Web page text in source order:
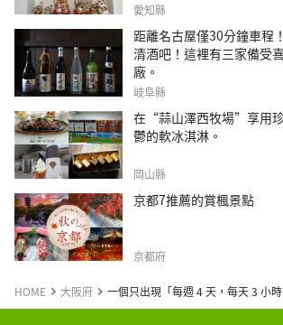
愛知縣
距離名古屋僅30分鐘車程
清酒吧！這裡有三家備受
廠。
岐阜縣
在“蒜山澤西牧場”享用
鬱的軟冰淇淋。
岡山縣
京都7推薦的賞楓景點
京都府
HOME 大阪府 一個只出現「每週 4 天，每天 3 小